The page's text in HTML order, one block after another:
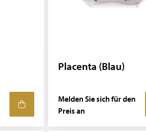
Placenta (Blau)
Melden Sie sich für den
Preis an